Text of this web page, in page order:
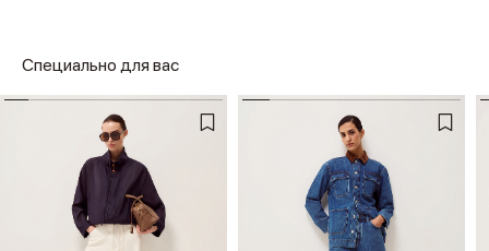
Специально для вас